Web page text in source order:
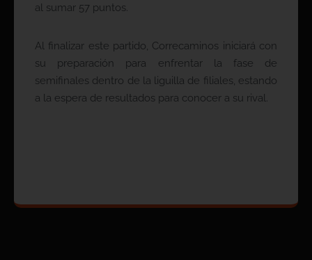
al sumar 57 puntos.
Al finalizar este partido, Correcaminos iniciará con
su preparación para enfrentar la fase de
semifinales dentro de la liguilla de filiales, estando
a la espera de resultados para conocer a su rival.